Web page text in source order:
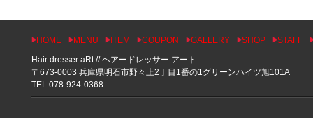
HOME MENU ITEM COUPON GALLERY SHOP
STAFF
Hair dresser aRt // ヘアードレッサー アート
〒673-0003 兵庫県明石市野々上2丁目1番の1グリーンハイツ旭101A
TEL:078-924-0368